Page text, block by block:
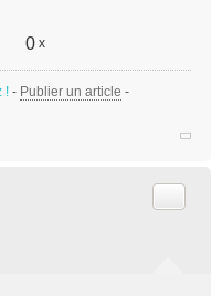
0 x
! - Publier un article -